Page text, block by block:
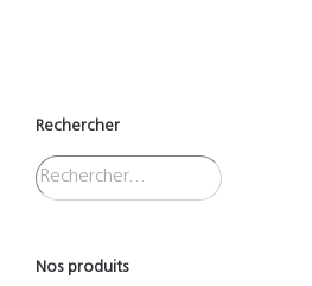
Rechercher
Nos produits